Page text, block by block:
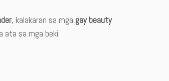
, kalakaran sa mga gay beauty
ata sa mga beki.